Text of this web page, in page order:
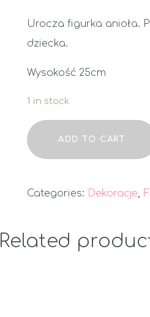
Urocza figurka anioła.
dziecka.
Wysokość 25cm
1 in stock
Figurka
Anioł
ADD TO CART
Categories: Dekoracje,
Related